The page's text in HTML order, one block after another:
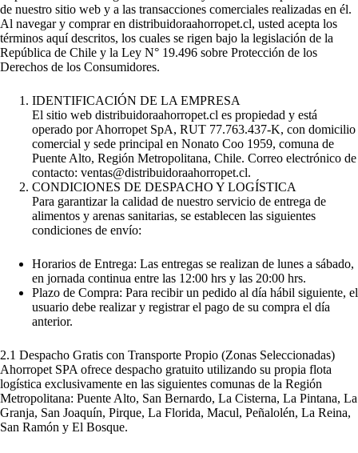
de nuestro sitio web y a las transacciones comerciales realizadas en él.
Al navegar y comprar en distribuidoraahorropet.cl, usted acepta los
términos aquí descritos, los cuales se rigen bajo la legislación de la
República de Chile y la Ley N° 19.496 sobre Protección de los
Derechos de los Consumidores.
IDENTIFICACIÓN DE LA EMPRESA
El sitio web distribuidoraahorropet.cl es propiedad y está
operado por Ahorropet SpA, RUT 77.763.437-K, con domicilio
comercial y sede principal en Nonato Coo 1959, comuna de
Puente Alto, Región Metropolitana, Chile. Correo electrónico de
contacto: ventas@distribuidoraahorropet.cl.
CONDICIONES DE DESPACHO Y LOGÍSTICA
Para garantizar la calidad de nuestro servicio de entrega de
alimentos y arenas sanitarias, se establecen las siguientes
condiciones de envío:
Horarios de Entrega: Las entregas se realizan de lunes a sábado,
en jornada continua entre las 12:00 hrs y las 20:00 hrs.
Plazo de Compra: Para recibir un pedido al día hábil siguiente, el
usuario debe realizar y registrar el pago de su compra el día
anterior.
2.1 Despacho Gratis con Transporte Propio (Zonas Seleccionadas)
Ahorropet SPA ofrece despacho gratuito utilizando su propia flota
logística exclusivamente en las siguientes comunas de la Región
Metropolitana: Puente Alto, San Bernardo, La Cisterna, La Pintana, La
Granja, San Joaquín, Pirque, La Florida, Macul, Peñalolén, La Reina,
San Ramón y El Bosque.